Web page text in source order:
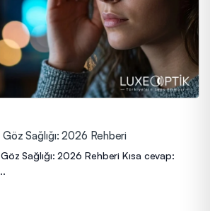
Sağlığı: 2026 Rehberi
Sağlığı: 2026 Rehberi Kısa cevap: